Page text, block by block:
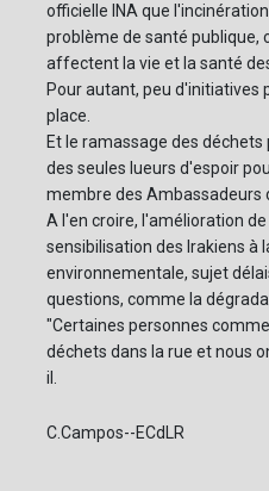
officielle INA que
problème de santé publique,
affectent la vie et la santé
Pour autant, peu d'initiatives
place.
Et le ramassage des
des seules lueurs d'espoir
membre des Ambassadeurs
A l'en croire, l'amélioration
sensibilisation des Irakiens à
environnementale, sujet
questions, comme la
"Certaines personnes
déchets dans la rue et nous
il.
C.Campos--ECdLR